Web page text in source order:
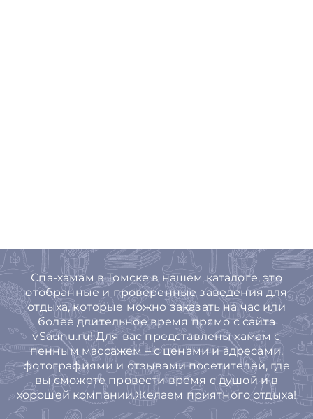
Спа-хамам в Томске в нашем каталоге, это
отобранные и проверенные заведения для
отдыха, которые можно заказать на час или
более длительное время прямо с сайта
vSaunu.ru! Для вас представлены хамам с
пенным массажем – с ценами и адресами,
фотографиями и отзывами посетителей, где
вы сможете провести время с душой и в
хорошей компании.Желаем приятного отдыха!